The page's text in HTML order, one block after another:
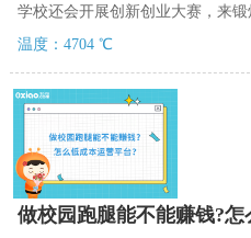
学校还会开展创新创业大赛，来锻
温度：4704 ℃
做校园跑腿能不能赚钱?